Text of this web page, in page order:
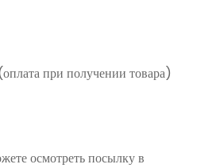
при получении товара)
осмотреть посылку в